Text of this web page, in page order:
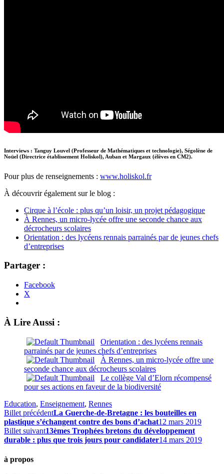
Interviews : Tanguy Louvel (Professeur de Mathématiques et technologie), Ségolène de
Noüel (Directrice établissement Holiskol), Auban et Margaux (élèves en CM2).
Pour plus de renseignements : www.holiskol.fr
À découvrir également sur le blog :
Cirque à l’école : plus qu’un loisir, un projet pédagogique
À Rennes, un micro-lycée offre une seconde chance aux
décrocheurs scolaires
Orientation : des lycéens rennais parrainés par de jeunes chefs
d’entreprises
Partager :
Facebook
X
À Lire Aussi :
Orientation : des lycéens rennais
parrainés par de jeunes chefs d’entreprises
À Rennes, un micro-lycée offre une
seconde chance aux décrocheurs scolaires
Le collège Val d’Elorn récompensé
pour ses actions en faveur de la biodiversité
Education, Enseignement, Rennes
Billet précédentLa Guerche-de-Bretagne : les bouteilles en
plastique s’échangent contre des bons d’achat12 mars 2019
Billet suivant13èmes Trophées bretons du développement
durable : plus que trois jours pour candidater14 mars 2019
à propos